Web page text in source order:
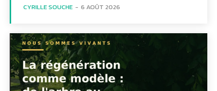
CYRILLE SOUCHE - 6 AOÛT 2026